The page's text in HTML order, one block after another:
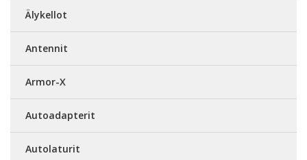
Älykellot
Antennit
Armor-X
Autoadapterit
Autolaturit